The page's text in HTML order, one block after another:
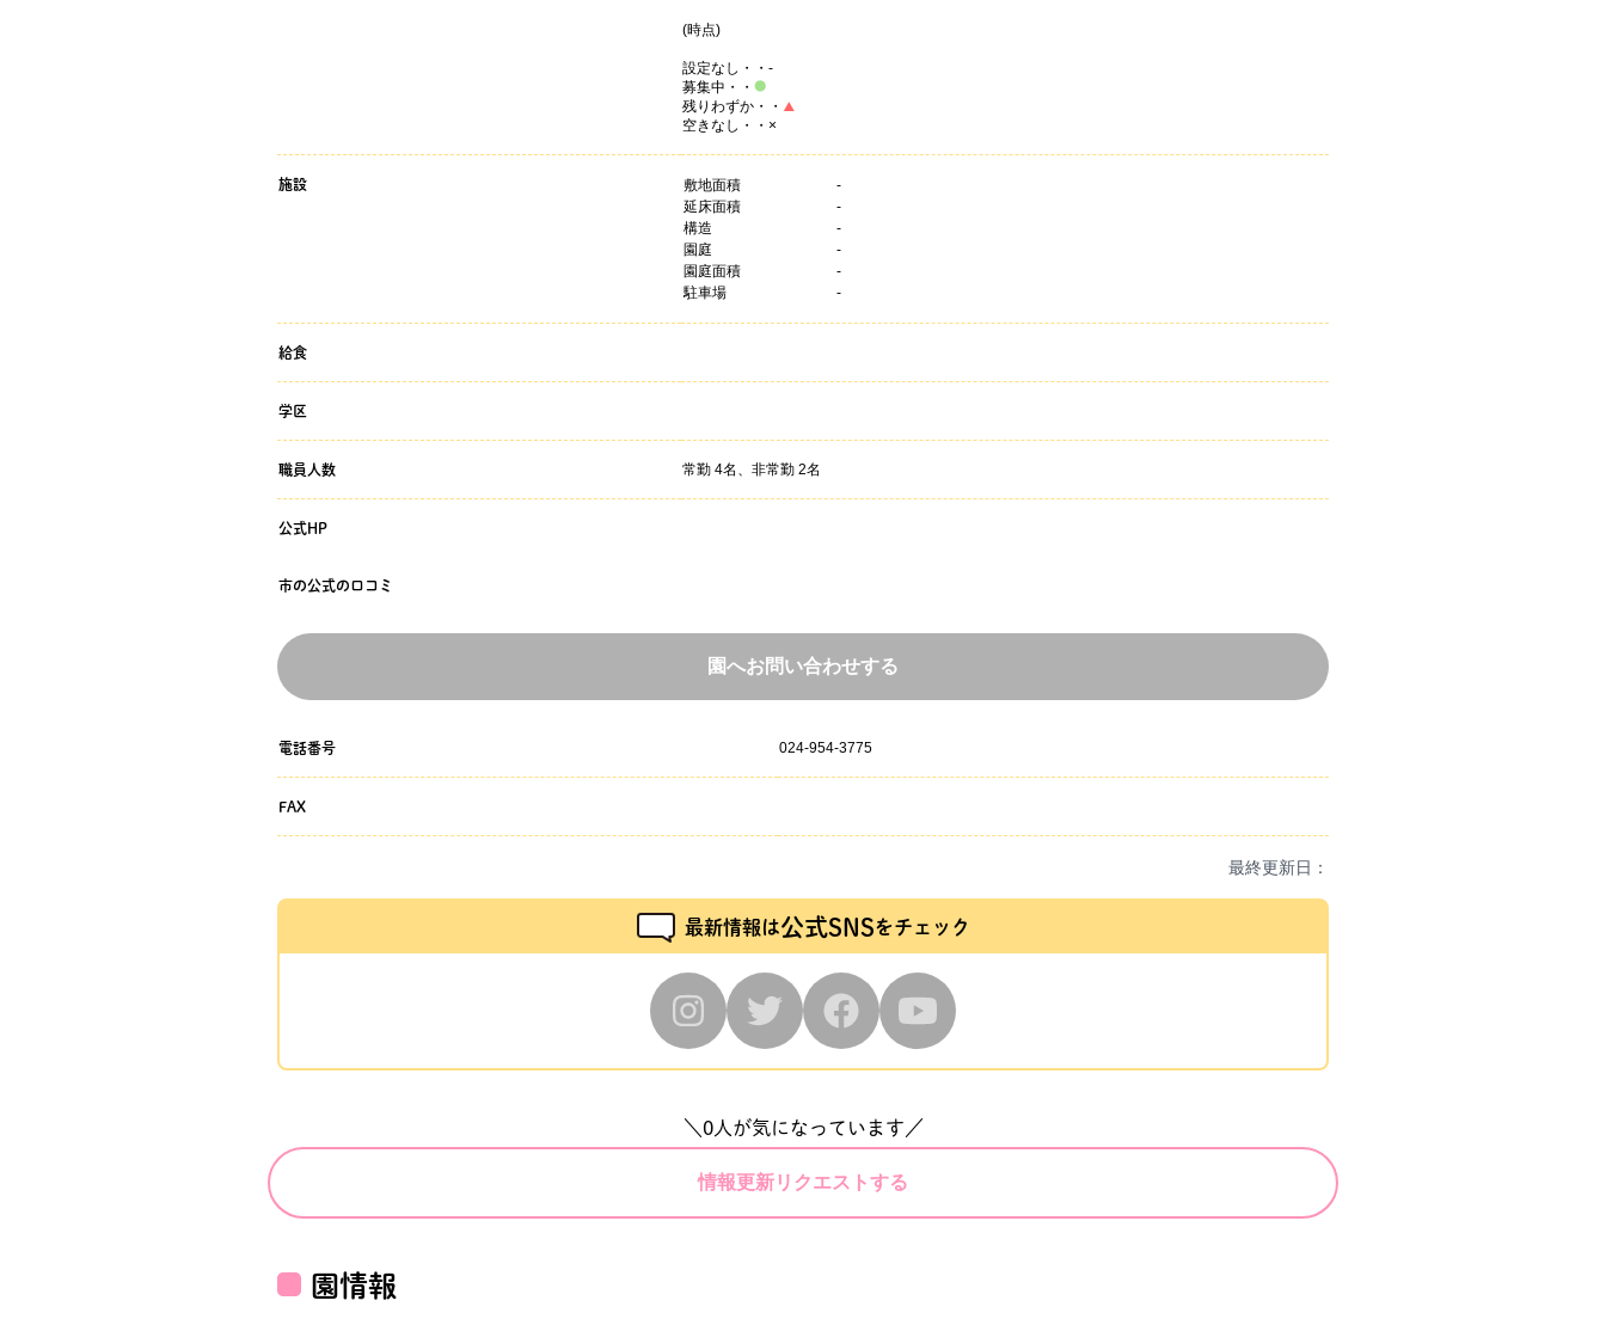
(時点)
設定なし・・-
募集中・・
残りわずか・・
空きなし・・×
施設 敷地面積
-
延床面積
-
構造
-
園庭
-
園庭面積
-
駐車場
-
給食
学区
職員人数 常勤 4名、非常勤 2名
公式HP
市の公式の口コミ
園へお問い合わせする
電話番号 024-954-3775
FAX
最終更新日：
最新情報は公式SNSをチェック
＼ 0人が気になっています／
情報更新リクエストする
園情報